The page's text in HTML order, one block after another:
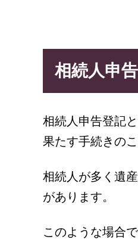
相続人申
相続人申告登記
果たす手続きのこ
相続人が多く遺
があります。
このような場合